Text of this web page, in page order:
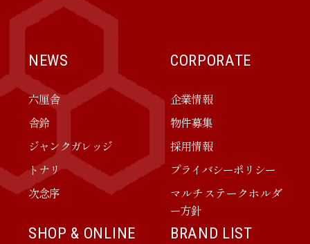
NEWS
六厘舎
舎鈴
ジャンクガレッジ
トナリ
次念序
CORPORATE
企業情報
物件募集
採用情報
プライバシーポリシー
マルチステークホルダ
ー方針
SHOP & ONLINE BRAND LIST